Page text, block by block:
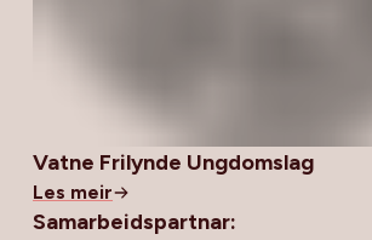
Vatne Frilynde Ungdomslag
Les meir
Samarbeidspartnar: